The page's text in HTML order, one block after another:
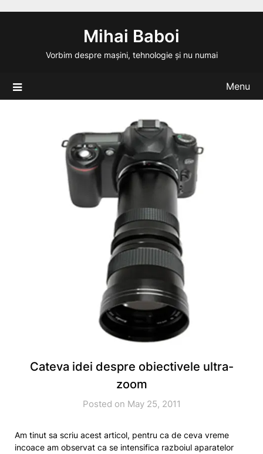
Mihai Baboi
Vorbim despre mașini, tehnologie și nu numai
Menu
Cateva idei despre obiectivele ultra-
zoom
Posted on May 25, 2011
Am tinut sa scriu acest articol, pentru ca de ceva vreme
incoace am observat ca se intensifica razboiul aparatelor